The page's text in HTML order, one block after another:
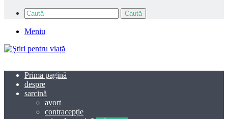
Caută
Meniu
Prima pagină
despre
sarcină
avort
contracepție